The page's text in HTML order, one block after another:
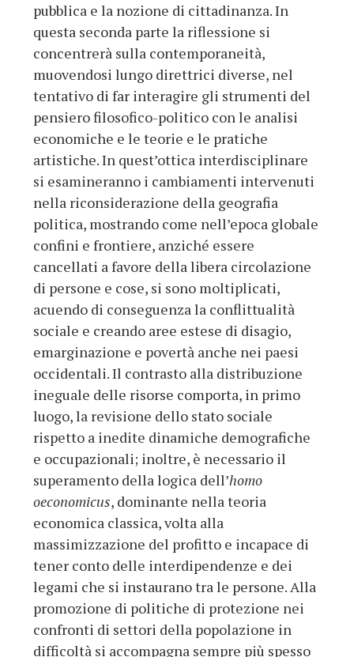
pubblica e la nozione di cittadinanza. In
questa seconda parte la riflessione si
concentrerà sulla contemporaneità,
muovendosi lungo direttrici diverse, nel
tentativo di far interagire gli strumenti del
pensiero filosofico-politico con le analisi
economiche e le teorie e le pratiche
artistiche. In quest’ottica interdisciplinare
si esamineranno i cambiamenti intervenuti
nella riconsiderazione della geografia
politica, mostrando come nell’epoca globale
confini e frontiere, anziché essere
cancellati a favore della libera circolazione
di persone e cose, si sono moltiplicati,
acuendo di conseguenza la conflittualità
sociale e creando aree estese di disagio,
emarginazione e povertà anche nei paesi
occidentali. Il contrasto alla distribuzione
ineguale delle risorse comporta, in primo
luogo, la revisione dello stato sociale
rispetto a inedite dinamiche demografiche
e occupazionali; inoltre, è necessario il
superamento della logica dell’homo
oeconomicus, dominante nella teoria
economica classica, volta alla
massimizzazione del profitto e incapace di
tener conto delle interdipendenze e dei
legami che si instaurano tra le persone. Alla
promozione di politiche di protezione nei
confronti di settori della popolazione in
difficoltà si accompagna sempre più spesso